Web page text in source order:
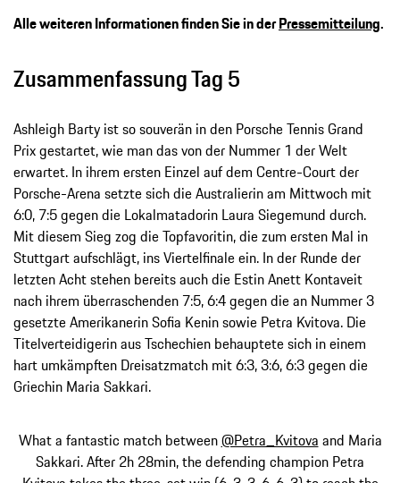
Alle weiteren Informationen finden Sie in derPressemitteilung.
Zusammenfassung Tag 5
Ashleigh Barty ist so souverän in den Porsche Tennis Grand
Prix gestartet, wie man das von der Nummer 1 der Welt
erwartet. In ihrem ersten Einzel auf dem Centre-Court der
Porsche-Arena setzte sich die Australierin am Mittwoch mit
6:0, 7:5 gegen die Lokalmatadorin Laura Siegemund durch.
Mit diesem Sieg zog die Topfavoritin, die zum ersten Mal in
Stuttgart aufschlägt, ins Viertelfinale ein. In der Runde der
letzten Acht stehen bereits auch die Estin Anett Kontaveit
nach ihrem überraschenden 7:5, 6:4 gegen die an Nummer 3
gesetzte Amerikanerin Sofia Kenin sowie Petra Kvitova. Die
Titelverteidigerin aus Tschechien behauptete sich in einem
hart umkämpften Dreisatzmatch mit 6:3, 3:6, 6:3 gegen die
Griechin Maria Sakkari.
What a fantastic match between@Petra_Kvitova and Maria
Sakkari. After 2h 28min, the defending champion Petra